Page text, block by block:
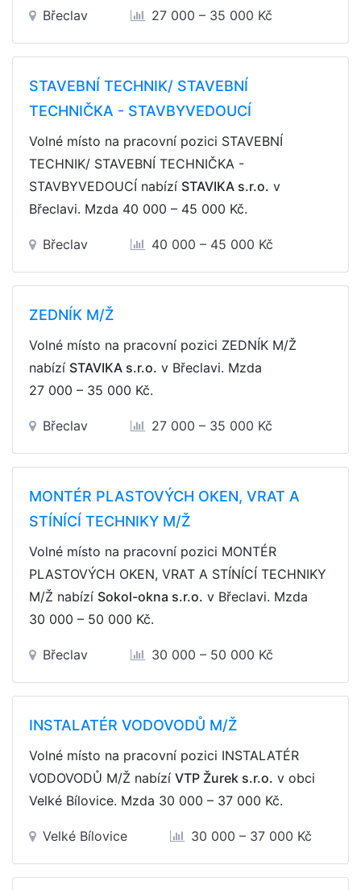
Břeclav 27 000 – 35 000 Kč
STAVEBNÍ TECHNIK/ STAVEBNÍ
TECHNIČKA - STAVBYVEDOUCÍ
Volné místo na pracovní pozici STAVEBNÍ
TECHNIK/ STAVEBNÍ TECHNIČKA -
STAVBYVEDOUCÍ nabízí STAVIKA s.r.o. v
Břeclavi. Mzda 40 000 – 45 000 Kč.
Břeclav 40 000 – 45 000 Kč
ZEDNÍK M/Ž
Volné místo na pracovní pozici ZEDNÍK M/Ž
nabízí STAVIKA s.r.o. v Břeclavi. Mzda
27 000 – 35 000 Kč.
Břeclav 27 000 – 35 000 Kč
MONTÉR PLASTOVÝCH OKEN, VRAT A
STÍNÍCÍ TECHNIKY M/Ž
Volné místo na pracovní pozici MONTÉR
PLASTOVÝCH OKEN, VRAT A STÍNÍCÍ TECHNIKY
M/Ž nabízí Sokol-okna s.r.o. v Břeclavi. Mzda
30 000 – 50 000 Kč.
Břeclav 30 000 – 50 000 Kč
INSTALATÉR VODOVODŮ M/Ž
Volné místo na pracovní pozici INSTALATÉR
VODOVODŮ M/Ž nabízí VTP Žurek s.r.o. v obci
Velké Bílovice. Mzda 30 000 – 37 000 Kč.
Velké Bílovice 30 000 – 37 000 Kč